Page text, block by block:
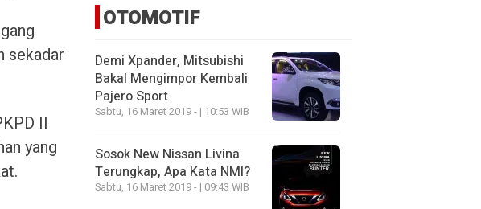
sekadar
II
yang
OTOMOTIF
Demi Xpander, Mitsubishi
Bakal Mengimpor Kembali
Pajero Sport
Sabtu, 16 Maret 2019 - | 10:53 WIB
Sosok New Nissan Livina
Terungkap, Apa Kata NMI?
Sabtu, 16 Maret 2019 - | 09:43 WIB